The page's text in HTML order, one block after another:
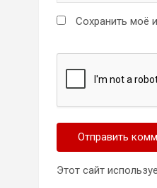
Сохранить моё
Этот сайт